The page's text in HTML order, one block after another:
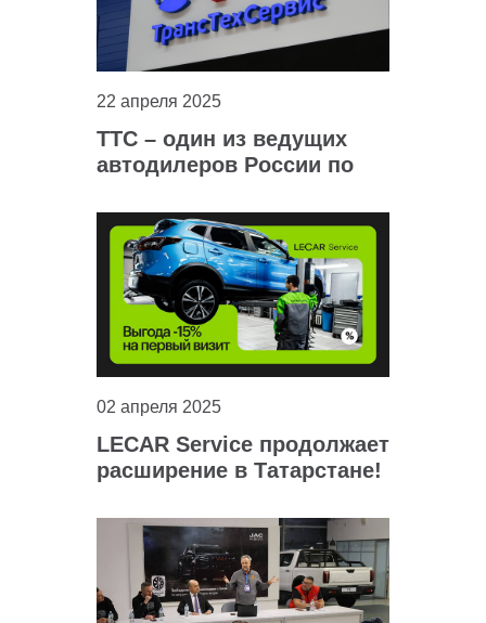
22 апреля 2025
ТТС – один из ведущих
автодилеров России по
02 апреля 2025
LECAR Service продолжает
расширение в Татарстане!